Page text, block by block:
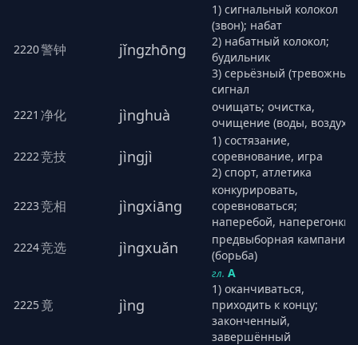
2220警钟 jǐngzhōng
1) сигнальный колокол
(звон); набат
2) набатный колокол;
будильник
3) серьёзный (тревожный)
сигнал
2221 净化 jìnghuà
очищать; очистка,
очищение (воды, воздуха)
2222竞技 jìngjì
1) состязание,
соревнование, игра
2) спорт, атлетика
2223竞相 jìngxiāng
конкурировать,
соревноваться;
наперебой, наперегонки
2224竞选 jìngxuǎn
предвыборная кампания
(борьба)
2225竟 jìng
гл. А
1) оканчиваться,
приходить к концу;
законченный,
завершённый